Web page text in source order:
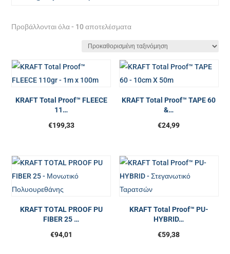
Προβάλλονται όλα - 10 αποτελέσματα
KRAFT Total Proof™ FLEECE
11…
€199,33
KRAFT Total Proof™ TAPE 60
&…
€24,99
KRAFT TOTAL PROOF PU
FIBER 25 …
€94,01
KRAFT Total Proof™ PU-
HYBRID…
€59,38